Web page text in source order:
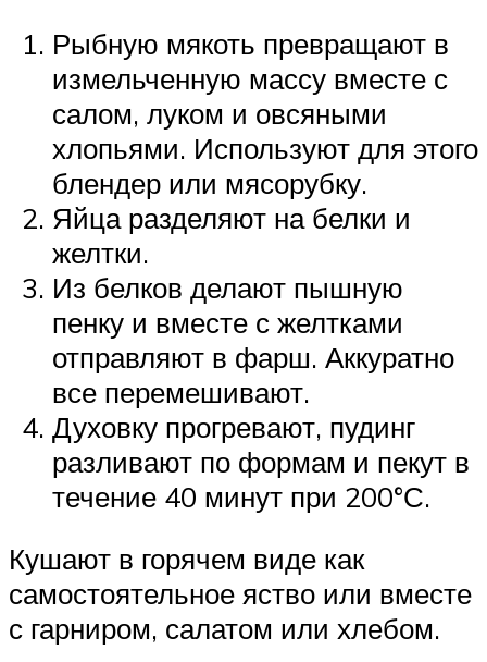
Рыбную мякоть превращают в
измельченную массу вместе с
салом, луком и овсяными
хлопьями. Используют для этого
блендер или мясорубку.
Яйца разделяют на белки и
желтки.
Из белков делают пышную
пенку и вместе с желтками
отправляют в фарш. Аккуратно
все перемешивают.
Духовку прогревают, пудинг
разливают по формам и пекут в
течение 40 минут при 200°С.
Кушают в горячем виде как
самостоятельное яство или вместе
с гарниром, салатом или хлебом.